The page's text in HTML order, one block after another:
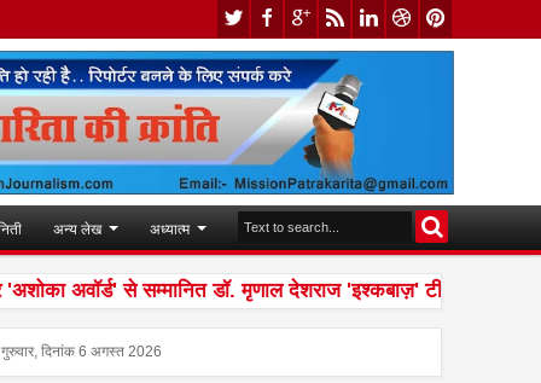
अन्य लेख अध्यात्म
अवॉर्ड' से सम्मानित डॉ. मृणाल देशराज 'इश्कबाज़' टीम को मानती है
गुरुवार, दिनांक 6 अगस्त 2026